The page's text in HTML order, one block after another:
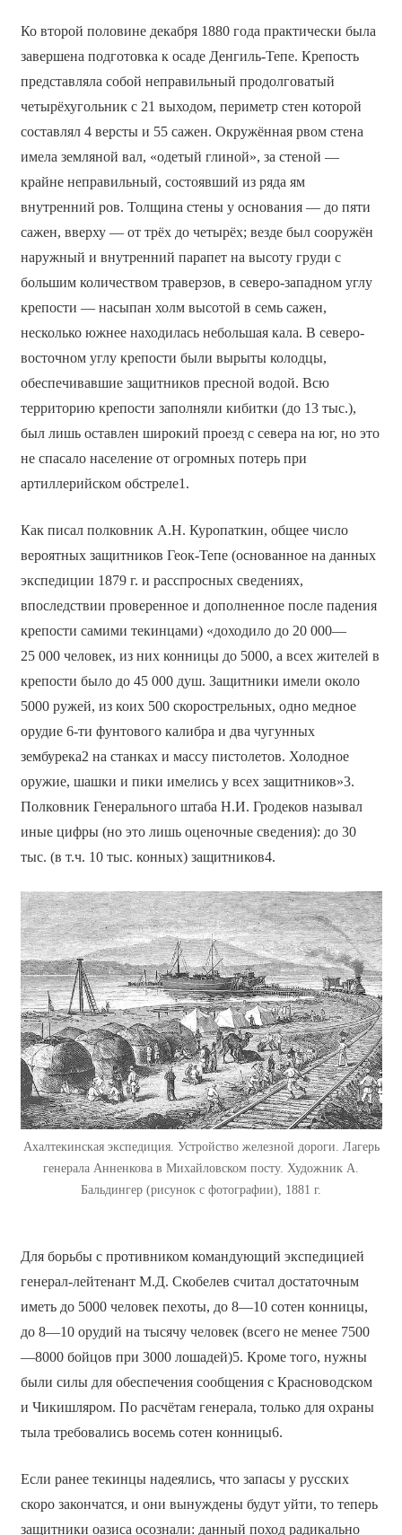
Ко второй половине декабря 1880 года практически была
завершена подготовка к осаде Денгиль-Тепе. Крепость
представляла собой неправильный продолговатый
четырёхугольник c 21 выходом, периметр стен которой
составлял 4 версты и 55 сажен. Окружённая рвом стена
имела земляной вал, «одетый глиной», за стеной —
крайне неправильный, состоявший из ряда ям
внутренний ров. Толщина стены у основания — до пяти
сажен, вверху — от трёх до четырёх; везде был сооружён
наружный и внутренний парапет на высоту груди с
большим количеством траверзов, в северо-западном углу
крепости — насыпан холм высотой в семь сажен,
несколько южнее находилась небольшая кала. В северо-
восточном углу крепости были вырыты колодцы,
обеспечивавшие защитников пресной водой. Всю
территорию крепости заполняли кибитки (до 13 тыс.),
был лишь оставлен широкий проезд с севера на юг, но это
не спасало население от огромных потерь при
артиллерийском обстреле1.
Как писал полковник А.Н. Куропаткин, общее число
вероятных защитников Геок-Тепе (основанное на данных
экспедиции 1879 г. и расспросных сведениях,
впоследствии проверенное и дополненное после падения
крепости самими текинцами) «доходило до 20 000—
25 000 человек, из них конницы до 5000, а всех жителей в
крепости было до 45 000 душ. Защитники имели около
5000 ружей, из коих 500 скорострельных, одно медное
орудие 6-ти фунтового калибра и два чугунных
зембурека2 на станках и массу пистолетов. Холодное
оружие, шашки и пики имелись у всех защитников»3.
Полковник Генерального штаба Н.И. Гродеков называл
иные цифры (но это лишь оценочные сведения): до 30
тыс. (в т.ч. 10 тыс. конных) защитников4.
Ахалтекинская экспедиция. Устройство железной дороги. Лагерь
генерала Анненкова в Михайловском посту. Художник А.
Бальдингер (рисунок с фотографии), 1881 г.
Для борьбы с противником командующий экспедицией
генерал-лейтенант М.Д. Скобелев считал достаточным
иметь до 5000 человек пехоты, до 8—10 сотен конницы,
до 8—10 орудий на тысячу человек (всего не менее 7500
—8000 бойцов при 3000 лошадей)5. Кроме того, нужны
были силы для обеспечения сообщения с Красноводском
и Чикишляром. По расчётам генерала, только для охраны
тыла требовались восемь сотен конницы6.
Если ранее текинцы надеялись, что запасы у русских
скоро закончатся, и они вынуждены будут уйти, то теперь
защитники оазиса осознали: данный поход радикально